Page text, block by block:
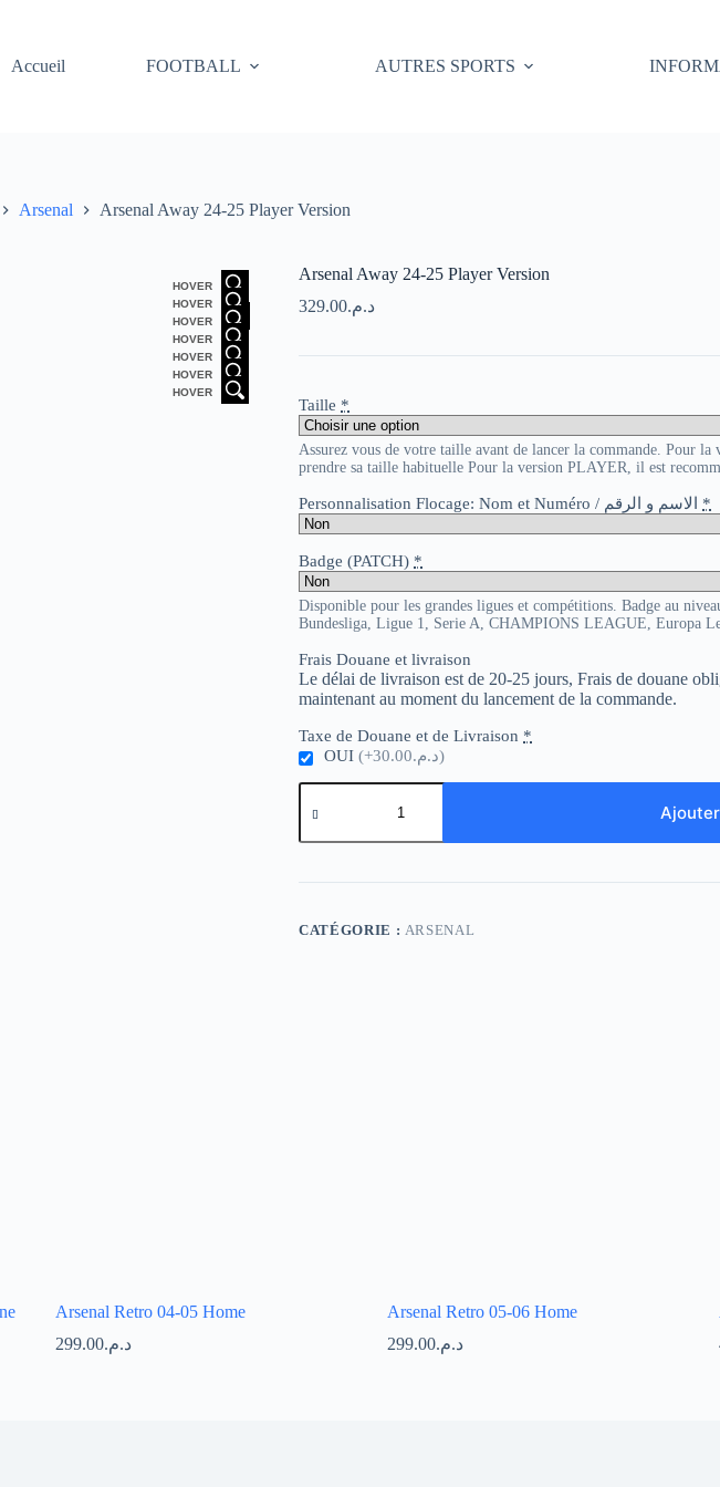
Accueil
FOOTBALL AUTRES SPORTS
Arsenal Arsenal Away 24-25 Player Version
HOVER
HOVER
HOVER
HOVER
HOVER
HOVER
HOVER
Arsenal Away 24-25 Player Version
د.م.329.00
Taille *
Assurez vous de votre taille avant de lancer la commande. Pour
prendre sa taille habituelle Pour la version PLAYER, il est
Personnalisation Flocage: Nom et Numéro / الاسم و الرقم *
Badge (PATCH) *
Disponible pour les grandes ligues et compétitions. Badge au
Bundesliga, Ligue 1, Serie A, CHAMPIONS LEAGUE, Europa
Frais Douane et livraison
Le délai de livraison est de 20-25 jours, Frais de douane
maintenant au moment du lancement de la commande.
Taxe de Douane et de Livraison *
OUI
(+د.م.30.00)
quantité
de
Away
25
Version
CATÉGORIE : ARSENAL
Arsenal Retro 04-05 Home
د.م.299.00
Arsenal Retro 05-06 Home
د.م.299.00